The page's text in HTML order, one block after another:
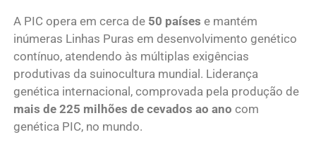
A PIC opera em cerca de 50 países e mantém
inúmeras Linhas Puras em desenvolvimento genético
contínuo, atendendo às múltiplas exigências
produtivas da suinocultura mundial. Liderança
genética internacional, comprovada pela produção de
mais de 225 milhões de cevados ao ano com
genética PIC, no mundo.